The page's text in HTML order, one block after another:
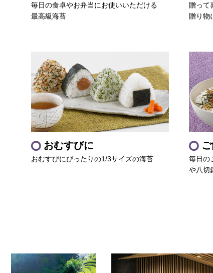
毎日の食卓やお弁当にお使いいただける
最高級海苔
贈って
贈り物
おむすびに
おむすびにぴったりの1/3サイズの海苔
毎日の
や八切